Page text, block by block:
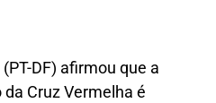
DF) afirmou que a
Cruz Vermelha é